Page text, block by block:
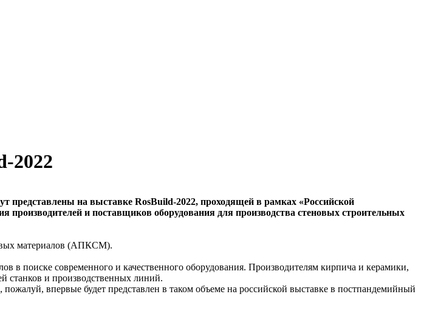
2022
представлены на выставке RosBuild-2022, проходящей в рамках «Российской
производителей и поставщиков оборудования для производства стеновых строительных
материалов (АПКСМ).
в поиске современного и качественного оборудования. Производителям кирпича и керамики,
станков и производственных линий.
впервые будет представлен в таком объеме на российской выставке в постпандемийный